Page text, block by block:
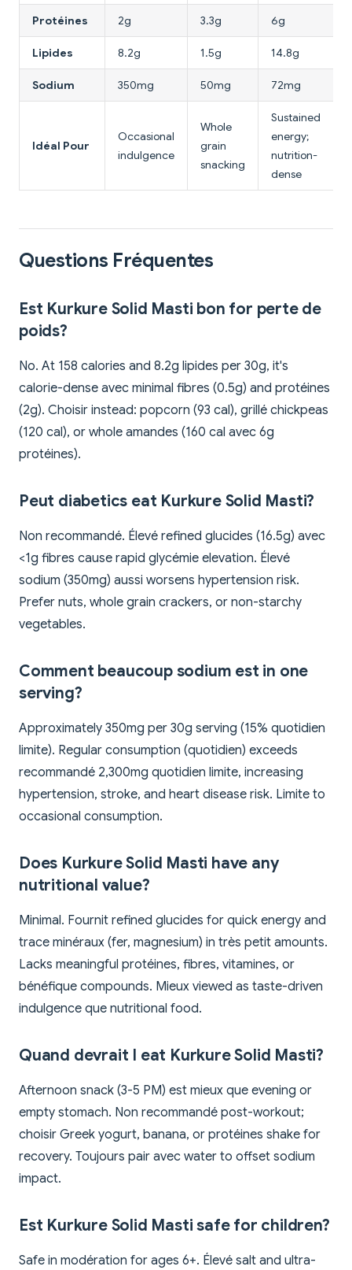
Protéines 2g 3.3g 6g
Lipides 8.2g 1.5g 14.8g
Sodium 350mg 50mg 72mg
Idéal Pour
Occasional
indulgence
Whole
grain
snacking
Sustained
energy;
nutrition-
dense
Questions Fréquentes
Est Kurkure Solid Masti bon for perte de
poids?
No. At 158 calories and 8.2g lipides per 30g, it's
calorie-dense avec minimal fibres (0.5g) and protéines
(2g). Choisir instead: popcorn (93 cal), grillé chickpeas
(120 cal), or whole amandes (160 cal avec 6g
protéines).
Peut diabetics eat Kurkure Solid Masti?
Non recommandé. Élevé refined glucides (16.5g) avec
<1g fibres cause rapid glycémie elevation. Élevé
sodium (350mg) aussi worsens hypertension risk.
Prefer nuts, whole grain crackers, or non-starchy
vegetables.
Comment beaucoup sodium est in one
serving?
Approximately 350mg per 30g serving (15% quotidien
limite). Regular consumption (quotidien) exceeds
recommandé 2,300mg quotidien limite, increasing
hypertension, stroke, and heart disease risk. Limite to
occasional consumption.
Does Kurkure Solid Masti have any
nutritional value?
Minimal. Fournit refined glucides for quick energy and
trace minéraux (fer, magnesium) in très petit amounts.
Lacks meaningful protéines, fibres, vitamines, or
bénéfique compounds. Mieux viewed as taste-driven
indulgence que nutritional food.
Quand devrait I eat Kurkure Solid Masti?
Afternoon snack (3-5 PM) est mieux que evening or
empty stomach. Non recommandé post-workout;
choisir Greek yogurt, banana, or protéines shake for
recovery. Toujours pair avec water to offset sodium
impact.
Est Kurkure Solid Masti safe for children?
Safe in modération for ages 6+. Élevé salt and ultra-